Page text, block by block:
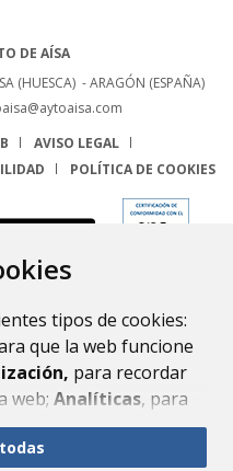
tipos de cookies:
que la web funcione
para recordar
web; Analíticas, para
la web y sus servicios.
DE AÍSA
(HUESCA) - ARAGÓN (ESPAÑA)
AVISO LEGAL
POLÍTICA DE COOKIES